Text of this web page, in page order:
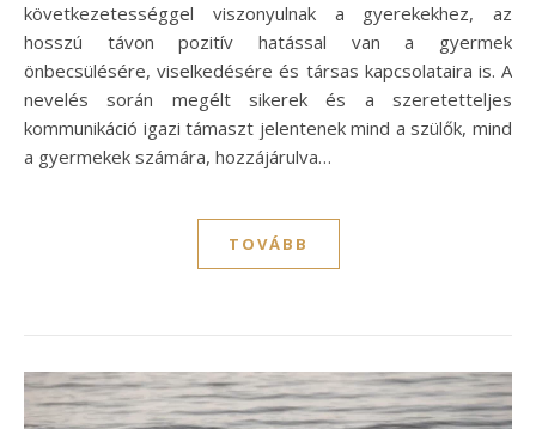
következetességgel viszonyulnak a gyerekekhez, az
hosszú távon pozitív hatással van a gyermek
önbecsülésére, viselkedésére és társas kapcsolataira is. A
nevelés során megélt sikerek és a szeretetteljes
kommunikáció igazi támaszt jelentenek mind a szülők, mind
a gyermekek számára, hozzájárulva…
TOVÁBB